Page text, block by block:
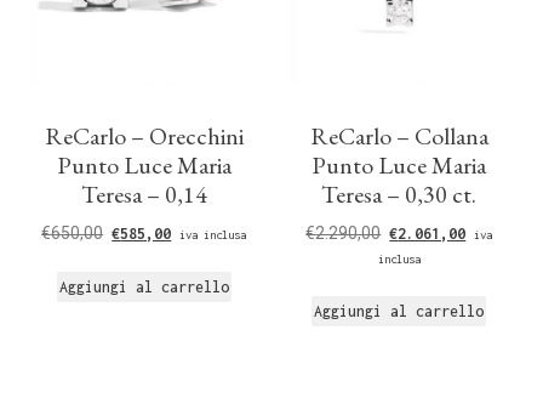
ReCarlo – Orecchini
Punto Luce Maria
Teresa – 0,14
€650,00 €585,00 iva inclusa
Aggiungi al carrello
ReCarlo – Collana
Punto Luce Maria
Teresa – 0,30 ct.
€2.290,00 €2.061,00
iva
inclusa
Aggiungi al carrello